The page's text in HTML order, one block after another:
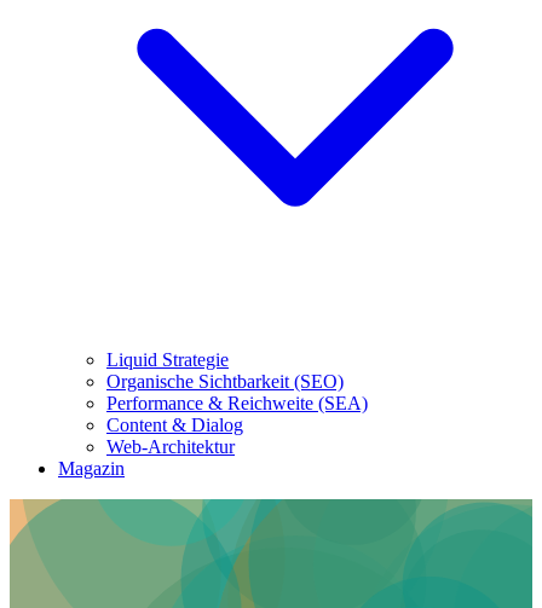
Liquid Strategie
Organische Sichtbarkeit (SEO)
Performance & Reichweite (SEA)
Content & Dialog
Web-Architektur
Magazin